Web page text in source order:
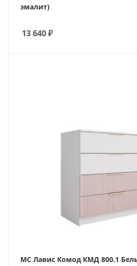
эмалит)
13 640₽
МС Лавис Комод КМД 800.1